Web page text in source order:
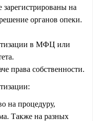
на
органов опеки.
в МФЦ или
права собственности.
на процедуру,
Также на разных